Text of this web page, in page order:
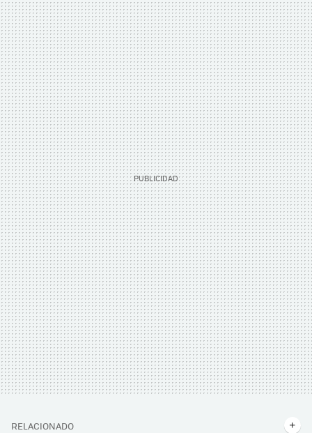
RELACIONADO